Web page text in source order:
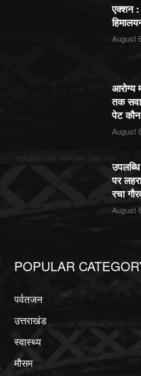
एक्शन :
August
आरोग्य
तक
पेट
August
पर
रचा
August
POPULAR
पर्वतजन
उत्तराखंड
स्वास्थ्य
मौसम